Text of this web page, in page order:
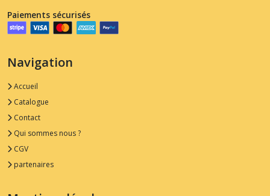
Paiements sécurisés
Navigation
Accueil
Catalogue
Contact
Qui sommes nous ?
CGV
partenaires